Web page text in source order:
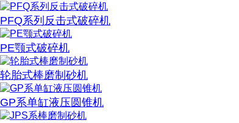
PFQ系列反击式破碎机
PE颚式破碎机
轮胎式棒磨制砂机
GP系单缸液压圆锥机